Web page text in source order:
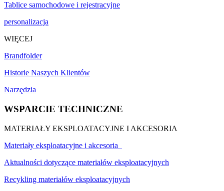
Tablice samochodowe i rejestracyjne
personalizacja
WIĘCEJ
Brandfolder
Historie Naszych Klientów
Narzędzia
WSPARCIE TECHNICZNE
MATERIAŁY EKSPLOATACYJNE I AKCESORIA
Materiały eksploatacyjne i akcesoria
Aktualności dotyczące materiałów eksploatacyjnych
Recykling materiałów eksploatacyjnych